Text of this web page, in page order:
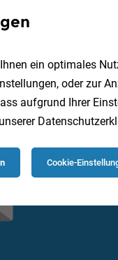
ein optimales
oder zur
aufgrund Ihrer
Cookie-